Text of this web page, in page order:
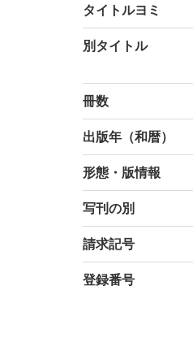
タイトルヨミ
別タイトル
冊数
出版年（和暦）
形態・版情報
写刊の別
請求記号
登録番号